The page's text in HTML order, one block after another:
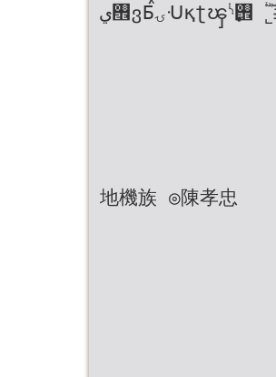
࠮يვБۍࠦᑗқʈၾᔋ࠮࣏ ࣛ˾ɨ׌йᅳɢҖόٙᔷ౬ၾ ۃܝٙ౻൥࿁ˢf༉Ԉ8ࠫ
地機族 ◎陳孝忠